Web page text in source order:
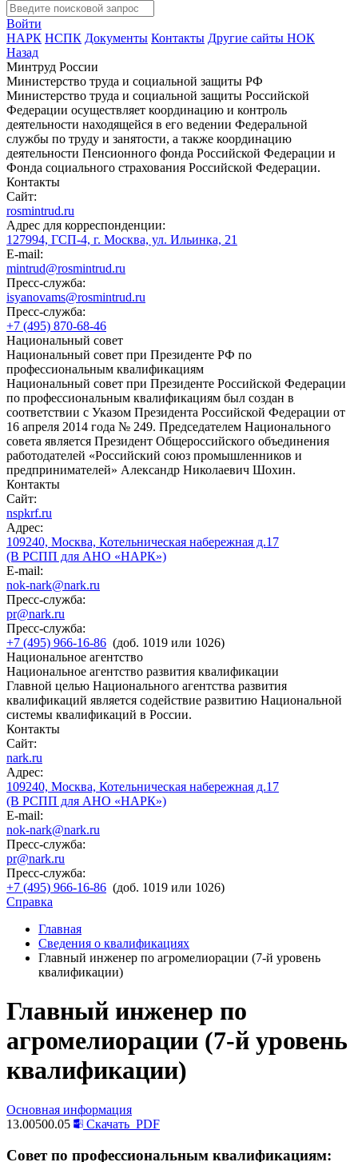
Войти
НАРК НСПК Документы Контакты Другие сайты НОК
Назад
Минтруд России
Министерство труда и социальной защиты РФ
Министерство труда и социальной защиты Российской
Федерации осуществляет координацию и контроль
деятельности находящейся в его ведении Федеральной
службы по труду и занятости, а также координацию
деятельности Пенсионного фонда Российской Федерации и
Фонда социального страхования Российской Федерации.
Контакты
Сайт:
rosmintrud.ru
Адрес для корреспонденции:
127994, ГСП-4, г. Москва, ул. Ильинка, 21
E-mail:
mintrud@rosmintrud.ru
Пресс-служба:
isyanovams@rosmintrud.ru
Пресс-служба:
+7 (495) 870-68-46
Национальный совет
Национальный совет при Президенте РФ по
профессиональным квалификациям
Национальный совет при Президенте Российской Федерации
по профессиональным квалификациям был создан в
соответствии с Указом Президента Российской Федерации от
16 апреля 2014 года № 249. Председателем Национального
совета является Президент Общероссийского объединения
работодателей «Российский союз промышленников и
предпринимателей» Александр Николаевич Шохин.
Контакты
Сайт:
nspkrf.ru
Адрес:
109240, Москва, Котельническая набережная д.17
(В РСПП для АНО «НАРК»)
E-mail:
nok-nark@nark.ru
Пресс-служба:
pr@nark.ru
Пресс-служба:
+7 (495) 966-16-86 (доб. 1019 или 1026)
Национальное агентство
Национальное агентство развития квалификации
Главной целью Национального агентства развития
квалификаций является содействие развитию Национальной
системы квалификаций в России.
Контакты
Сайт:
nark.ru
Адрес:
109240, Москва, Котельническая набережная д.17
(В РСПП для АНО «НАРК»)
E-mail:
nok-nark@nark.ru
Пресс-служба:
pr@nark.ru
Пресс-служба:
+7 (495) 966-16-86 (доб. 1019 или 1026)
Справка
Главная
Сведения о квалификациях
Главный инженер по агромелиорации (7-й уровень
квалификации)
Главный инженер по
агромелиорации (7-й уровень
квалификации)
Основная информация
13.00500.05
Скачать PDF
Совет по профессиональным квалификациям: